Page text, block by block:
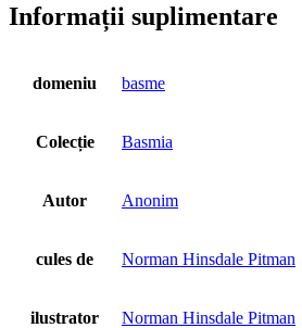
Informații suplimentare
domeniu basme
Colecție Basmia
Autor Anonim
cules de Norman Hinsdale Pitman
ilustrator Norman Hinsdale Pitman